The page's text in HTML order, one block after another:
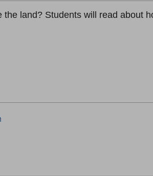
land? Students will read about